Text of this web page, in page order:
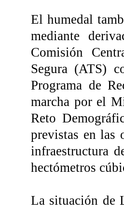
El humedal
mediante
Comisión
Segura (ATS)
Programa de
marcha por el
Reto
previstas en las
infraestructura
hectómetros
La situación de